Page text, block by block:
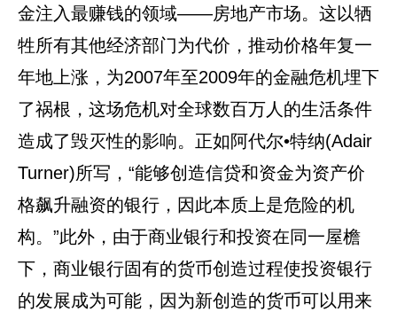
金注入最赚钱的领域——房地产市场。这以牺
牲所有其他经济部门为代价，推动价格年复一
年地上涨，为2007年至2009年的金融危机埋下
了祸根，这场危机对全球数百万人的生活条件
造成了毁灭性的影响。正如阿代尔•特纳(Adair
Turner)所写，“能够创造信贷和资金为资产价
格飙升融资的银行，因此本质上是危险的机
构。”此外，由于商业银行和投资在同一屋檐
下，商业银行固有的货币创造过程使投资银行
的发展成为可能，因为新创造的货币可以用来